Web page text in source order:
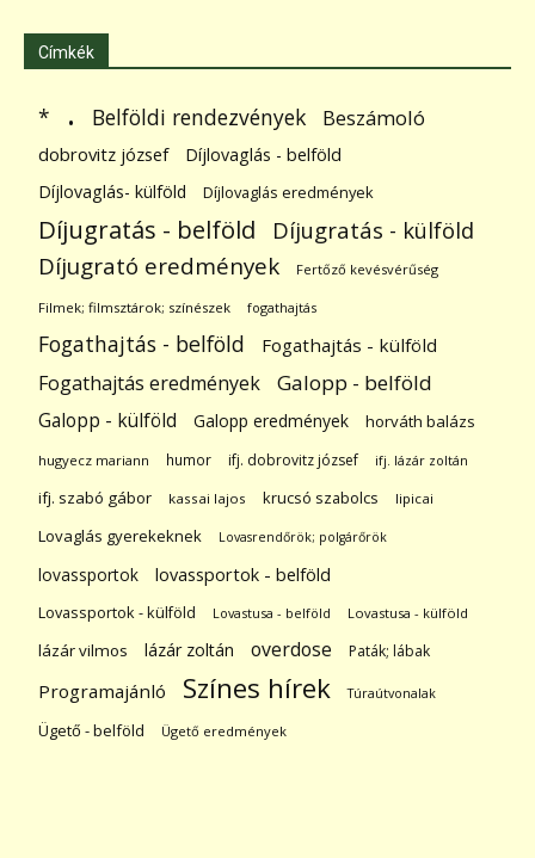
Címkék
* . Belföldi rendezvények Beszámoló
dobrovitz józsef
Díjlovaglás - belföld
Díjlovaglás- külföld
Díjlovaglás eredmények
Díjugratás - belföld Díjugratás - külföld
Díjugrató eredmények Fertőző kevésvérűség
Filmek; filmsztárok; színészek fogathajtás
Fogathajtás - belföld Fogathajtás - külföld
Fogathajtás eredmények Galopp - belföld
Galopp - külföld Galopp eredmények horváth balázs
hugyecz mariann humor ifj. dobrovitz józsef ifj. lázár zoltán
ifj. szabó gábor kassai lajos krucsó szabolcs lipicai
Lovaglás gyerekeknek Lovasrendőrök; polgárőrök
lovassportok lovassportok - belföld
Lovassportok - külföld Lovastusa - belföld Lovastusa - külföld
lázár vilmos lázár zoltán overdose Paták; lábak
Programajánló Színes hírek Túraútvonalak
Ügető - belföld Ügető eredmények